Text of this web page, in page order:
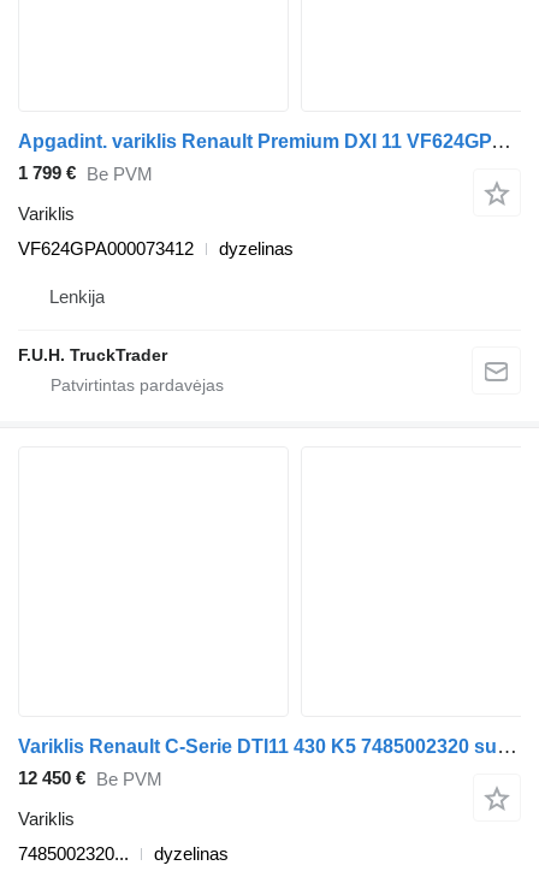
Apgadint. variklis Renault Premium DXI 11 VF624GPA000073412 sunkvežimio Renault Premium
1 799 € Be PVM
Variklis
VF624GPA000073412
dyzelinas
Lenkija
F.U.H. TruckTrader
Variklis Renault C-Serie DTI11 430 K5 7485002320 sunkvežimio Renault C-Serie
12 450 € Be PVM
Variklis
7485002320...
dyzelinas